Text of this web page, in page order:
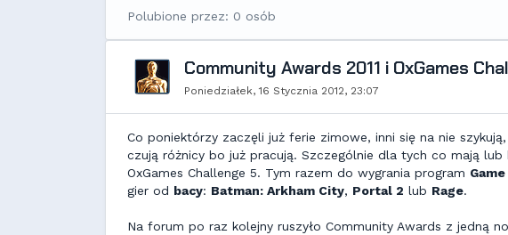
Polubione przez: 0 osób
Community Awards 2011 i OxGames
Poniedziałek, 16 Stycznia 2012, 23:07
Co poniektórzy zaczęli już ferie zimowe, inni się na nie
czują różnicy bo już pracują. Szczególnie dla tych co mają
OxGames Challenge 5. Tym razem do wygrania program
gier od bacy: Batman: Arkham City, Portal 2 lub Rage.
Na forum po raz kolejny ruszyło Community Awards z jedną